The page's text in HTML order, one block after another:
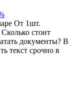
От 1шт.
Сколько стоит
документы? В
текст срочно в